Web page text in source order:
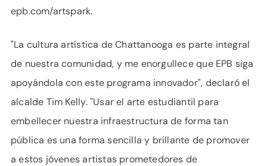
epb.com/artspark.
"La cultura artística de Chattanooga es parte integral
de nuestra comunidad, y me enorgullece que EPB siga
apoyándola con este programa innovador", declaró el
alcalde Tim Kelly. "Usar el arte estudiantil para
embellecer nuestra infraestructura de forma tan
pública es una forma sencilla y brillante de promover
a estos jóvenes artistas prometedores de